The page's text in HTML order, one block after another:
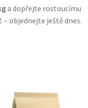
a dopřejte rostoucímu
– objednejte ještě dnes.